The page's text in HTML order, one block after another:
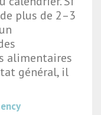
plus de 2–3
alimentaires
général, il